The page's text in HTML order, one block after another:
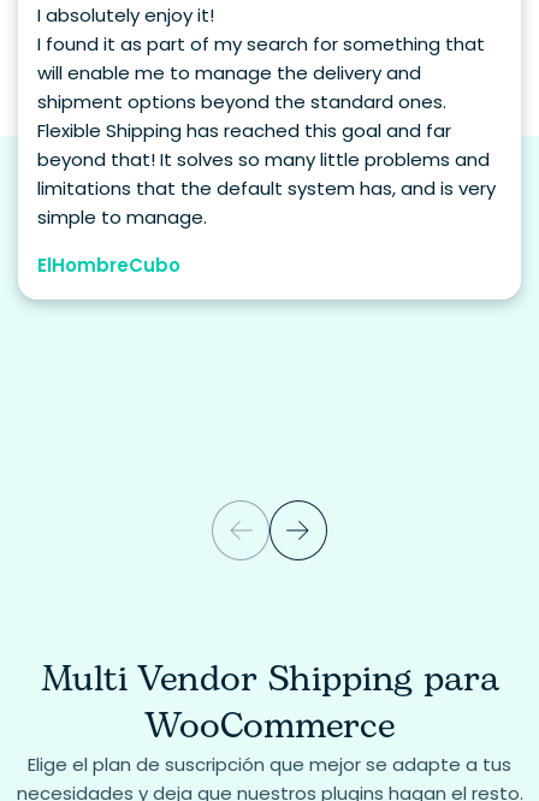
I absolutely enjoy it!
I found it as part of my search for something that
will enable me to manage the delivery and
shipment options beyond the standard ones.
Flexible Shipping has reached this goal and far
beyond that! It solves so many little problems and
limitations that the default system has, and is very
simple to manage.
ElHombreCubo
Multi Vendor Shipping para
WooCommerce
Elige el plan de suscripción que mejor se adapte a tus
necesidades y deja que nuestros plugins hagan el resto.